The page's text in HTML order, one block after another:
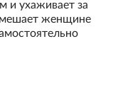
и ухаживает за
женщине